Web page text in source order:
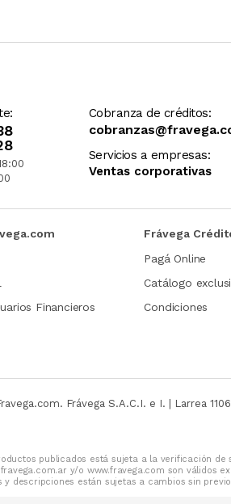
Cobranza de créditos:
Servicios a empresas:
Ventas corporativas
Financieros
Frávega
Pagá Online
Catálogo
Condiciones
Frávega S.A.C.I. e I. | Larrea
publicados está sujeta a la verificación de
y/o www.fravega.com son válidos
descripciones están sujetas a cambios sin